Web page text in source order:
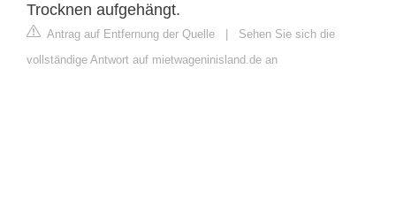
Trocknen aufgehängt.
Antrag auf Entfernung der Quelle
Sehen Sie sich die
vollständige Antwort auf mietwageninisland.de an